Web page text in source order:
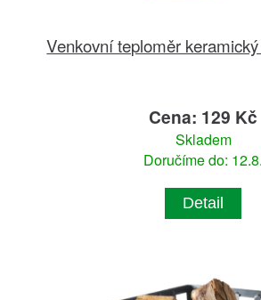
Venkovní teploměr
Cena: 129 Kč
Skladem
Doručíme do: 12.8.
Detail